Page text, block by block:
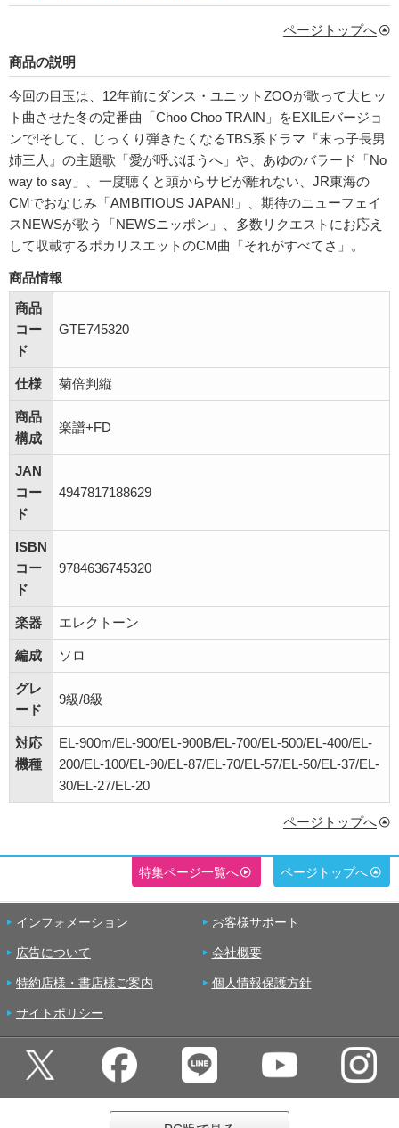
ページトップへ
商品の説明
今回の目玉は、12年前にダンス・ユニットZOOが歌って大ヒッ
ト曲させた冬の定番曲「Choo Choo TRAIN」をEXILEバージョ
ンで!そして、じっくり弾きたくなるTBS系ドラマ『末っ子長男
姉三人』の主題歌「愛が呼ぶほうへ」や、あゆのバラード「No
way to say」、一度聴くと頭からサビが離れない、JR東海の
CMでおなじみ「AMBITIOUS JAPAN!」、期待のニューフェイ
スNEWSが歌う「NEWSニッポン」、多数リクエストにお応え
して収載するポカリスエットのCM曲「それがすべてさ」。
商品情報
商品
コー
ド
GTE745320
仕様 菊倍判縦
商品
構成
楽譜+FD
JAN
コー
ド
4947817188629
ISBN
コー
ド
9784636745320
楽器 エレクトーン
編成 ソロ
グレ
ード
9級/8級
対応
機種
EL-900m/EL-900/EL-900B/EL-700/EL-500/EL-400/EL-
200/EL-100/EL-90/EL-87/EL-70/EL-57/EL-50/EL-37/EL-
30/EL-27/EL-20
ページトップへ
特集ページ一覧へ ページトップへ
インフォメーション お客様サポート
広告について 会社概要
特約店様・書店様ご案内 個人情報保護方針
サイトポリシー